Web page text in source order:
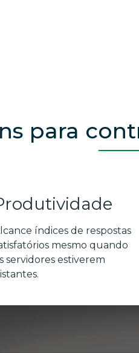
para
índices de respostas
mesmo quando
servidores estiverem